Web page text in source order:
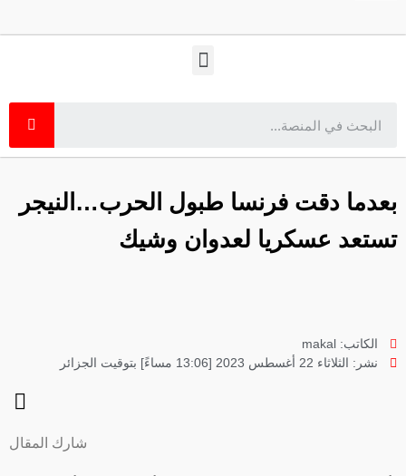
بعدما دقت فرنسا طبول الحرب…النيجر
تستعد عسكريا لعدوان وشيك
الكاتب: makal
نشر: الثلاثاء 22 أغسطس 2023 [13:06 مساءً] بتوقيت الجزائر
شارك المقال